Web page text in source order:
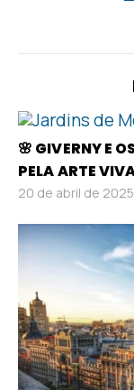
🌸 GIVERNY E
PELA ARTE
20 de abril de 2025